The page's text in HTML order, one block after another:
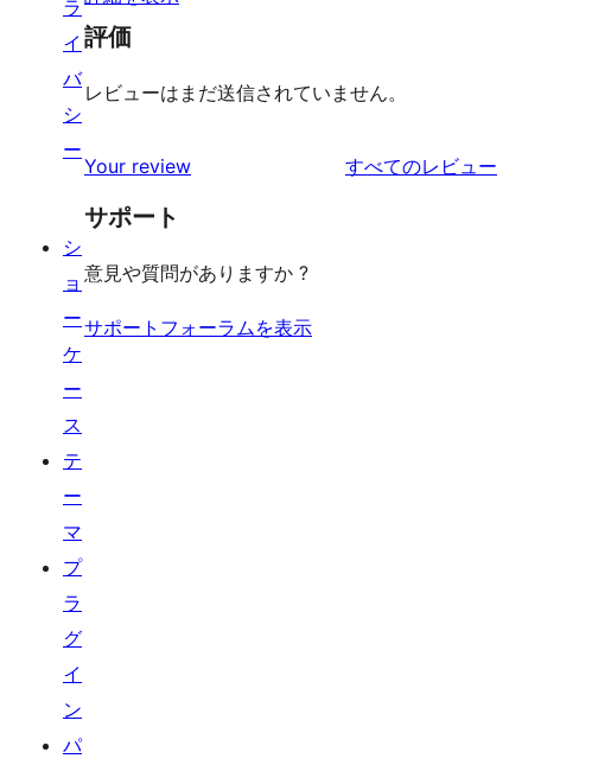
評価
レビューはまだ送信されていません。
Your review すべてのレビュー
サポート
意見や質問がありますか ?
サポートフォーラムを表示
ラ
イ
バ
シ
ー
シ
ョ
ー
ケ
ー
ス
テ
ー
マ
プ
ラ
グ
イ
ン
パ